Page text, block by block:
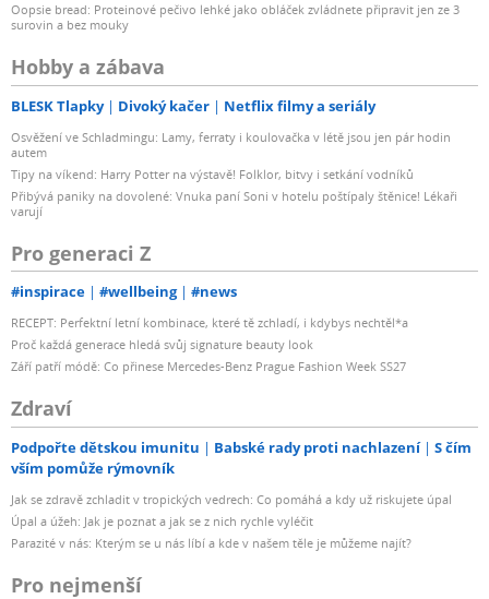
Oopsie bread: Proteinové pečivo lehké jako obláček zvládnete připravit jen ze 3
surovin a bez mouky
Hobby a zábava
BLESK Tlapky Divoký kačer Netflix filmy a seriály
Osvěžení ve Schladmingu: Lamy, ferraty i koulovačka v létě jsou jen pár hodin
autem
Tipy na víkend: Harry Potter na výstavě! Folklor, bitvy i setkání vodníků
Přibývá paniky na dovolené: Vnuka paní Soni v hotelu poštípaly štěnice! Lékaři
varují
Pro generaci Z
#inspirace #wellbeing #news
RECEPT: Perfektní letní kombinace, které tě zchladí, i kdybys nechtěl*a
Proč každá generace hledá svůj signature beauty look
Září patří módě: Co přinese Mercedes-Benz Prague Fashion Week SS27
Zdraví
Podpořte dětskou imunitu Babské rady proti nachlazení
S čím
vším pomůže rýmovník
Jak se zdravě zchladit v tropických vedrech: Co pomáhá a kdy už riskujete úpal
Úpal a úžeh: Jak je poznat a jak se z nich rychle vyléčit
Parazité v nás: Kterým se u nás líbí a kde v našem těle je můžeme najít?
Pro nejmenší